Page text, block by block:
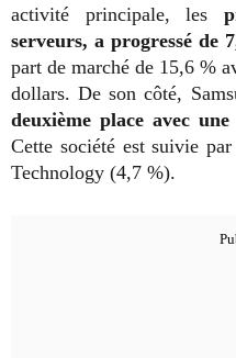
activité principale, les
serveurs, a progressé de
part de marché de 15,6 %
dollars. De son côté,
deuxième place avec
Cette société est suivie
Technology (4,7 %).